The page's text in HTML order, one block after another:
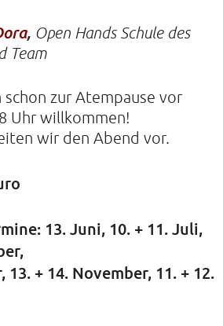
,Open Hands Schule des
Team
schon zur Atempause vor
Uhr willkommen!
wir den Abend vor.
13. Juni, 10. + 11. Juli,
13. + 14. November, 11. + 12.